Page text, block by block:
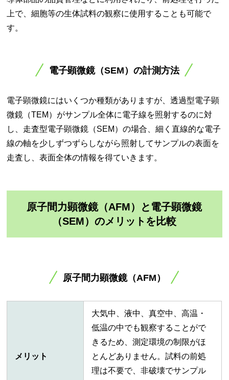
上で、細胞等の生体試料の観察に使用することも可能で
す。
電子顕微鏡（SEM）の計測方法
電子顕微鏡にはいくつか種類がありますが、透過型電子顕
微鏡（TEM）がサンプル全体に電子線を照射するのに対
し、走査型電子顕微鏡（SEM）の場合、細く直線的な電子
線の軸を少しずつずらしながら照射してサンプルの表面を
走査し、表面全体の情報を得ていきます。
原子間力顕微鏡（AFM）と電子顕微鏡
（SEM）のメリットを比較
原子間力顕微鏡（AFM）
メリット
大気中、液中、真空中、高温・
低温の中でも観察することがで
きるため、測定環境の制限がほ
とんどありません。試料の前処
理は不要で、非破壊でサンプル